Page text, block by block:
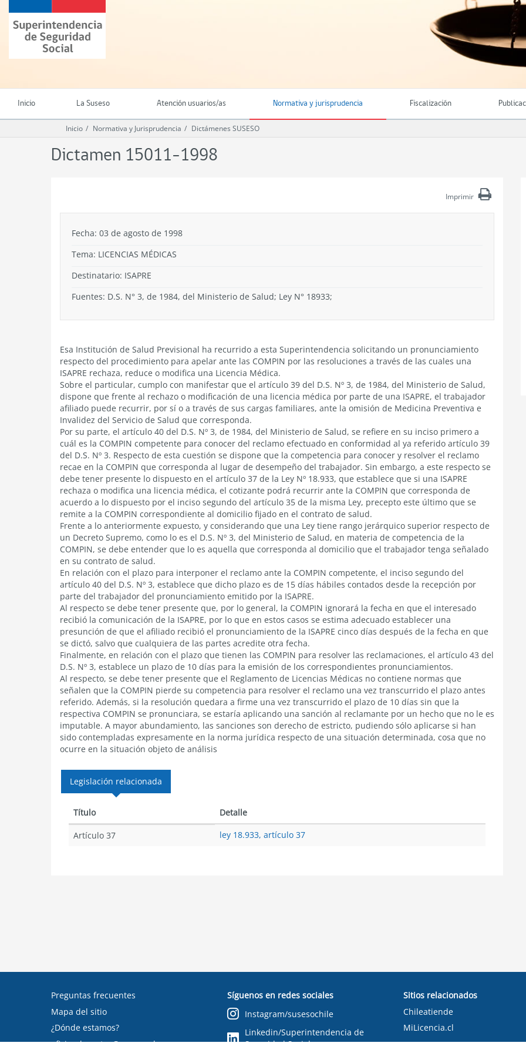
contenido
principal
Superintendencia
de
Seguridad
(SUSESO)
Chile
Inicio La Suseso Atención usuarios/as Normativa y jurisprudencia Fiscalización
Inicio Normativa y Jurisprudencia Dictámenes SUSESO
Dictamen 15011-1998
Imprimir
Fecha: 03 de agosto de 1998
Tema: LICENCIAS MÉDICAS
Destinatario: ISAPRE
Fuentes: D.S. N° 3, de 1984, del Ministerio de Salud; Ley N° 18933;
Esa Institución de Salud Previsional ha recurrido a esta Superintendencia solicitando un pronunciamiento
respecto del procedimiento para apelar ante las COMPIN por las resoluciones a través de las cuales una
ISAPRE rechaza, reduce o modifica una Licencia Médica.
Sobre el particular, cumplo con manifestar que el artículo 39 del D.S. Nº 3, de 1984, del Ministerio de Salud,
dispone que frente al rechazo o modificación de una licencia médica por parte de una ISAPRE, el trabajador
afiliado puede recurrir, por sí o a través de sus cargas familiares, ante la omisión de Medicina Preventiva e
Invalidez del Servicio de Salud que corresponda.
Por su parte, el artículo 40 del D.S. Nº 3, de 1984, del Ministerio de Salud, se refiere en su inciso primero a
cuál es la COMPIN competente para conocer del reclamo efectuado en conformidad al ya referido artículo 39
del D.S. Nº 3. Respecto de esta cuestión se dispone que la competencia para conocer y resolver el reclamo
recae en la COMPIN que corresponda al lugar de desempeño del trabajador. Sin embargo, a este respecto se
debe tener presente lo dispuesto en el artículo 37 de la Ley Nº 18.933, que establece que si una ISAPRE
rechaza o modifica una licencia médica, el cotizante podrá recurrir ante la COMPIN que corresponda de
acuerdo a lo dispuesto por el inciso segundo del artículo 35 de la misma Ley, precepto este último que se
remite a la COMPIN correspondiente al domicilio fijado en el contrato de salud.
Frente a lo anteriormente expuesto, y considerando que una Ley tiene rango jerárquico superior respecto de
un Decreto Supremo, como lo es el D.S. Nº 3, del Ministerio de Salud, en materia de competencia de la
COMPIN, se debe entender que lo es aquella que corresponda al domicilio que el trabajador tenga señalado
en su contrato de salud.
En relación con el plazo para interponer el reclamo ante la COMPIN competente, el inciso segundo del
artículo 40 del D.S. Nº 3, establece que dicho plazo es de 15 días hábiles contados desde la recepción por
parte del trabajador del pronunciamiento emitido por la ISAPRE.
Al respecto se debe tener presente que, por lo general, la COMPIN ignorará la fecha en que el interesado
recibió la comunicación de la ISAPRE, por lo que en estos casos se estima adecuado establecer una
presunción de que el afiliado recibió el pronunciamiento de la ISAPRE cinco días después de la fecha en que
se dictó, salvo que cualquiera de las partes acredite otra fecha.
Finalmente, en relación con el plazo que tienen las COMPIN para resolver las reclamaciones, el artículo 43 del
D.S. Nº 3, establece un plazo de 10 días para la emisión de los correspondientes pronunciamientos.
Al respecto, se debe tener presente que el Reglamento de Licencias Médicas no contiene normas que
señalen que la COMPIN pierde su competencia para resolver el reclamo una vez transcurrido el plazo antes
referido. Además, si la resolución quedara a firme una vez transcurrido el plazo de 10 días sin que la
respectiva COMPIN se pronunciara, se estaría aplicando una sanción al reclamante por un hecho que no le es
imputable. A mayor abundamiento, las sanciones son derecho de estricto, pudiendo sólo aplicarse si han
sido contempladas expresamente en la norma jurídica respecto de una situación determinada, cosa que no
ocurre en la situación objeto de análisis
Legislación relacionada
Título Detalle
Artículo 37 ley 18.933, artículo 37
Preguntas frecuentes
Mapa del sitio
¿Dónde estamos?
oficinadepartes@suseso.cl
Síguenos en redes sociales
Instagram/susesochile
Linkedin/Superintendencia de
Seguridad Social
Sitios relacionados
Chileatiende
MiLicencia.cl